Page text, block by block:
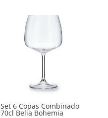
Set 6 Copas Combinado
70cl Belia Bohemia